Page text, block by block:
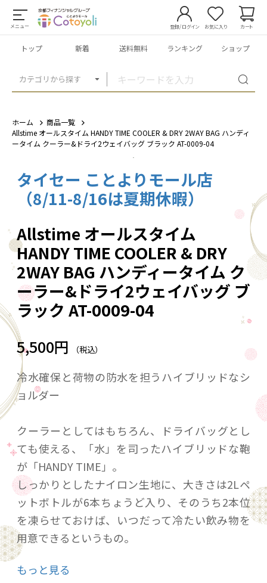
メニュー
カテゴリから探す
登録/ログイン お気に入り カート
トップ 新着 送料無料 ランキング ショップ
ホーム
商品一覧
Allstime オールスタイム HANDY TIME COOLER & DRY 2WAY BAG ハンディ
ータイム クーラー&ドライ2ウェイバッグ ブラック AT-0009-04
タイセー ことよりモール店
（8/11-8/16は夏期休暇）
Allstime オールスタイム
HANDY TIME COOLER & DRY
2WAY BAG ハンディータイム ク
ーラー&ドライ2ウェイバッグ ブ
ラック AT-0009-04
5,500円 （税込）
冷水確保と荷物の防水を担うハイブリッドなシ
ョルダー
クーラーとしてはもちろん、ドライバッグとし
ても使える、「水」を司ったハイブリッドな鞄
が「HANDY TIME」。
しっかりとしたナイロン生地に、大きさは2Lペ
ットボトルが6本ちょうど入り、そのうち2本位
を凍らせておけば、いつだって冷たい飲み物を
用意できるというもの。
お気に入りの場所で、川の流れを感じながら、
鳥の鳴く声や木の揺れる音を聴きながら、子供
もっと見る